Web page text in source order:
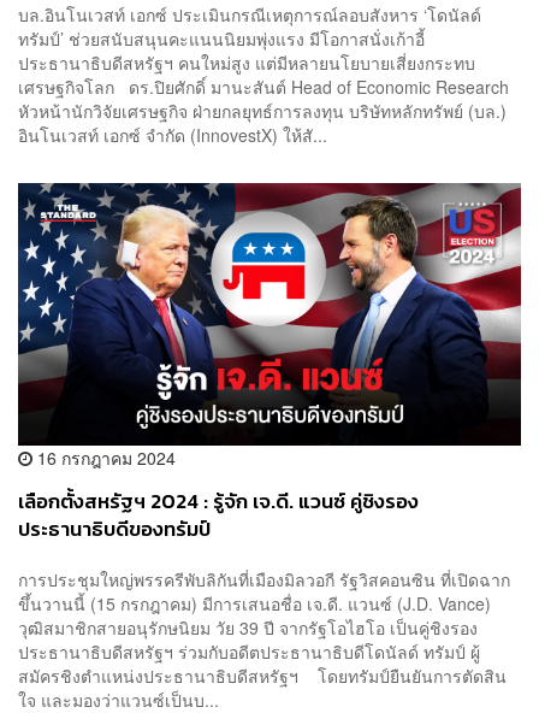
บล.อินโนเวสท์ เอกซ์ ประเมินกรณีเหตุการณ์ลอบสังหาร ‘โดนัลด์
ทรัมป์’ ช่วยสนับสนุนคะแนนนิยมพุ่งแรง มีโอกาสนั่งเก้าอี้
ประธานาธิบดีสหรัฐฯ คนใหม่สูง แต่มีหลายนโยบายเสี่ยงกระทบ
เศรษฐกิจโลก ดร.ปิยศักดิ์ มานะสันต์ Head of Economic Research
หัวหน้านักวิจัยเศรษฐกิจ ฝ่ายกลยุทธ์การลงทุน บริษัทหลักทรัพย์ (บล.)
อินโนเวสท์ เอกซ์ จำกัด (InnovestX) ให้สั...
16 กรกฎาคม 2024
เลือกตั้งสหรัฐฯ 2024 : รู้จัก เจ.ดี. แวนซ์ คู่ชิงรอง
ประธานาธิบดีของทรัมป์
การประชุมใหญ่พรรครีพับลิกันที่เมืองมิลวอกี รัฐวิสคอนซิน ที่เปิดฉาก
ขึ้นวานนี้ (15 กรกฎาคม) มีการเสนอชื่อ เจ.ดี. แวนซ์ (J.D. Vance)
วุฒิสมาชิกสายอนุรักษนิยม วัย 39 ปี จากรัฐโอไฮโอ เป็นคู่ชิงรอง
ประธานาธิบดีสหรัฐฯ ร่วมกับอดีตประธานาธิบดีโดนัลด์ ทรัมป์ ผู้
สมัครชิงตำแหน่งประธานาธิบดีสหรัฐฯ โดยทรัมป์ยืนยันการตัดสิน
ใจ และมองว่าแวนซ์เป็นบ...